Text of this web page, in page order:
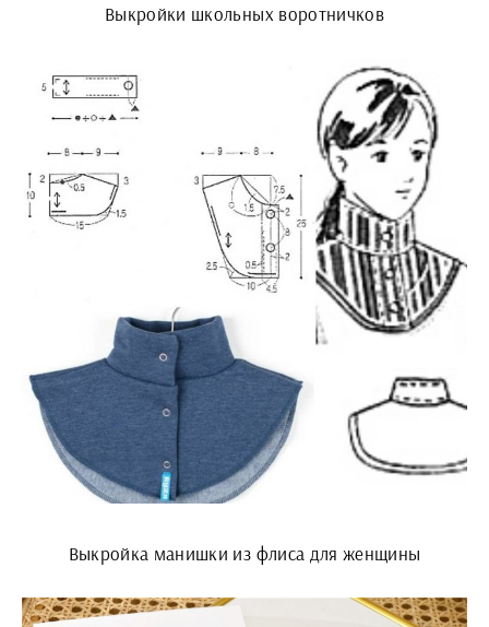
Выкройки школьных воротничков
Выкройка манишки из флиса для женщины